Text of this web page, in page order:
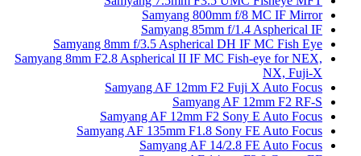
Samyang 800mm f/8 MC IF Mirror
Samyang 85mm f/1.4 Aspherical IF
Samyang 8mm f/3.5 Aspherical DH IF MC Fish Eye
Samyang 8mm F2.8 Aspherical II IF MC Fish-eye for NEX,
NX, Fuji-X
Samyang AF 12mm F2 Fuji X Auto Focus
Samyang AF 12mm F2 RF-S
Samyang AF 12mm F2 Sony E Auto Focus
Samyang AF 135mm F1.8 Sony FE Auto Focus
Samyang AF 14/2.8 FE Auto Focus